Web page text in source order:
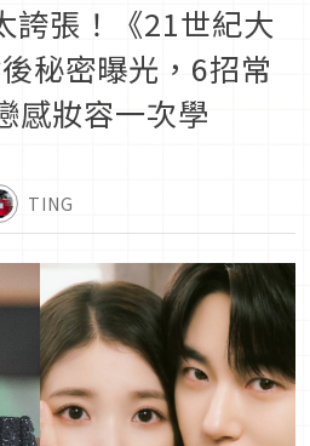
誇張！《21世紀大
秘密曝光，6招常
感妝容一次學
TING